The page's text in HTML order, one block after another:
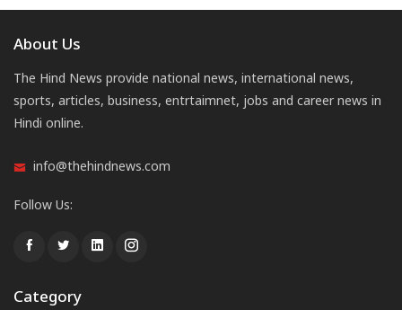
About Us
The Hind News provide national news, international news,
sports, articles, business, entrtaimnet, jobs and career news in
Hindi online.
info@thehindnews.com
Follow Us:
Category